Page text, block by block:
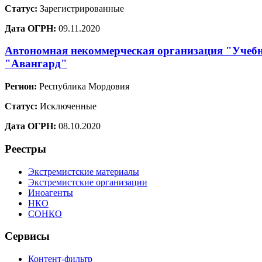
Статус: Зарегистрированные
Дата ОГРН: 09.11.2020
Автономная некоммерческая организация
"Авангард"
Регион: Республика Мордовия
Статус: Исключенные
Дата ОГРН: 08.10.2020
Реестры
Экстремистские материалы
Экстремистские организации
Иноагенты
НКО
СОНКО
Сервисы
Контент-фильтр